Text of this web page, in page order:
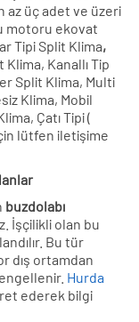
az üç adet ve üzeri
motoru ekovat
Tipi Split Klima,
Kanallı Tip
Split Klima, Multi
Klima, Mobil
Çatı Tipi (
lütfen iletişime
buzdolabı
İşçilikli olan bu
Bu tür
dış ortamdan
engellenir. Hurda
ederek bilgi